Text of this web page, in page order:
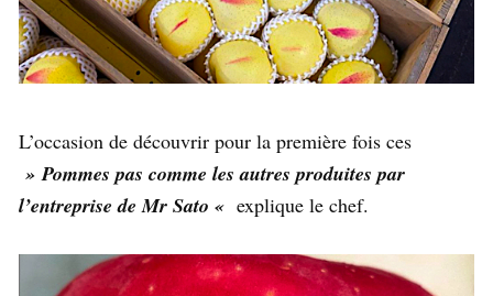
L’occasion de découvrir pour la première fois ces
» Pommes pas comme les autres produites par
l’entreprise de Mr Sato « explique le chef.